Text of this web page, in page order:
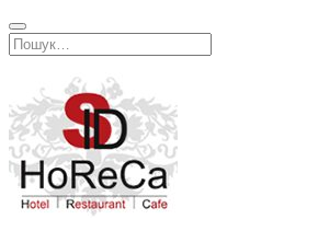
Перейти
кИскать: